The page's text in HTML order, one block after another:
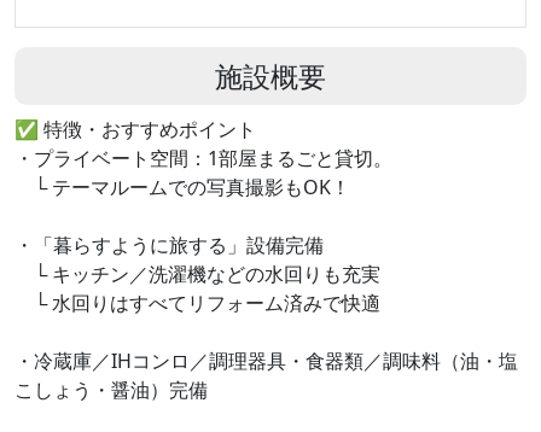
施設概要
✅ 特徴・おすすめポイント
・プライベート空間：1部屋まるごと貸切。
└ テーマルームでの写真撮影もOK！
・「暮らすように旅する」設備完備
└ キッチン／洗濯機などの水回りも充実
└ 水回りはすべてリフォーム済みで快適
・冷蔵庫／IHコンロ／調理器具・食器類／調味料（油・塩
こしょう・醤油）完備